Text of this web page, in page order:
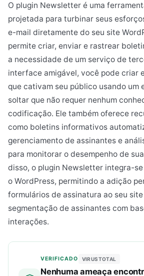
O plugin Newsletter é uma
projetada para turbinar seus
e-mail diretamente do seu site
permite criar, enviar e rastrear
a necessidade de um serviço de
interface amigável, você pode criar
que cativam seu público usando um
soltar que não requer nenhum
codificação. Ele também oferece
como boletins informativos
gerenciamento de assinantes e
para monitorar o desempenho de
disso, o plugin Newsletter integra-
o WordPress, permitindo a adição
formulários de assinatura ao seu
segmentação de assinantes com
interações.
VERIFICADO VIRUSTOTAL
Nenhuma ameaça